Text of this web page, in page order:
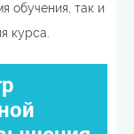
обучения, так и
курса.